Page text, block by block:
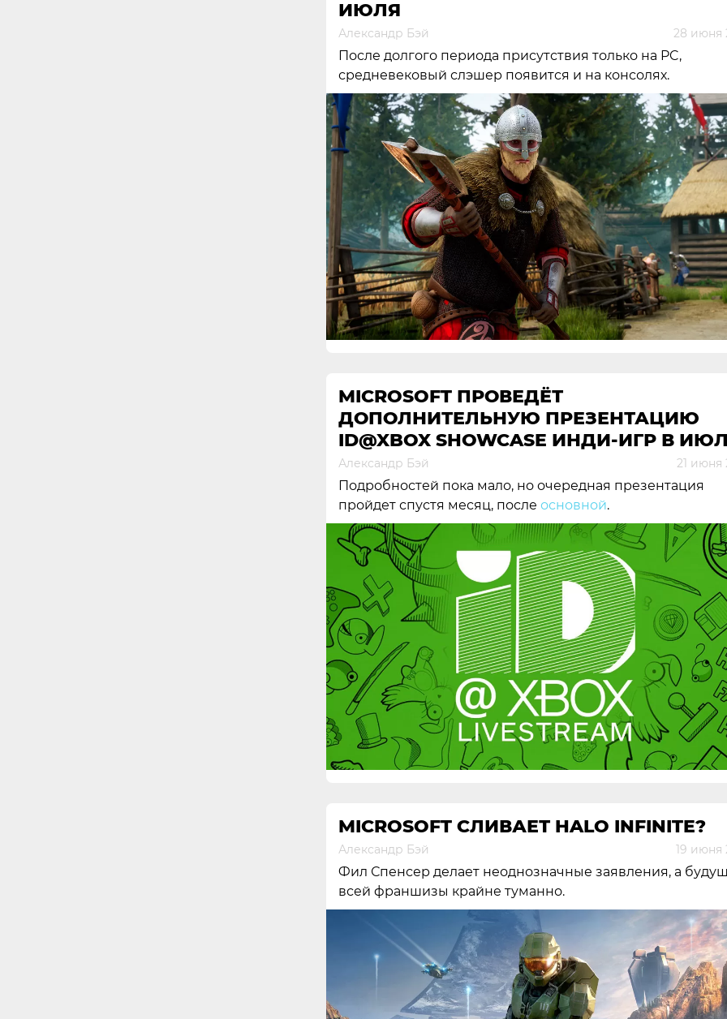
ИЮЛЯ
Александр Бэй 28 июня
После долгого периода присутствия только на PC,
средневековый слэшер появится и на консолях.
MICROSOFT ПРОВЕДЁТ
ДОПОЛНИТЕЛЬНУЮ ПРЕЗЕНТАЦИЮ
ID@XBOX SHOWCASE ИНДИ-ИГР В
Александр Бэй 21 июня
Подробностей пока мало, но очередная презентация
пройдет спустя месяц, после основной.
MICROSOFT СЛИВАЕТ HALO INFINITE?
Александр Бэй 19 июня
Фил Спенсер делает неоднозначные заявления, а
всей франшизы крайне туманно.